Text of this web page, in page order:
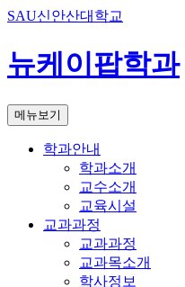
SAU신안산대학교
뉴케이팝학과
메뉴보기
학과안내
학과소개
교수소개
교육시설
교과과정
교과과정
교과목소개
학사정보